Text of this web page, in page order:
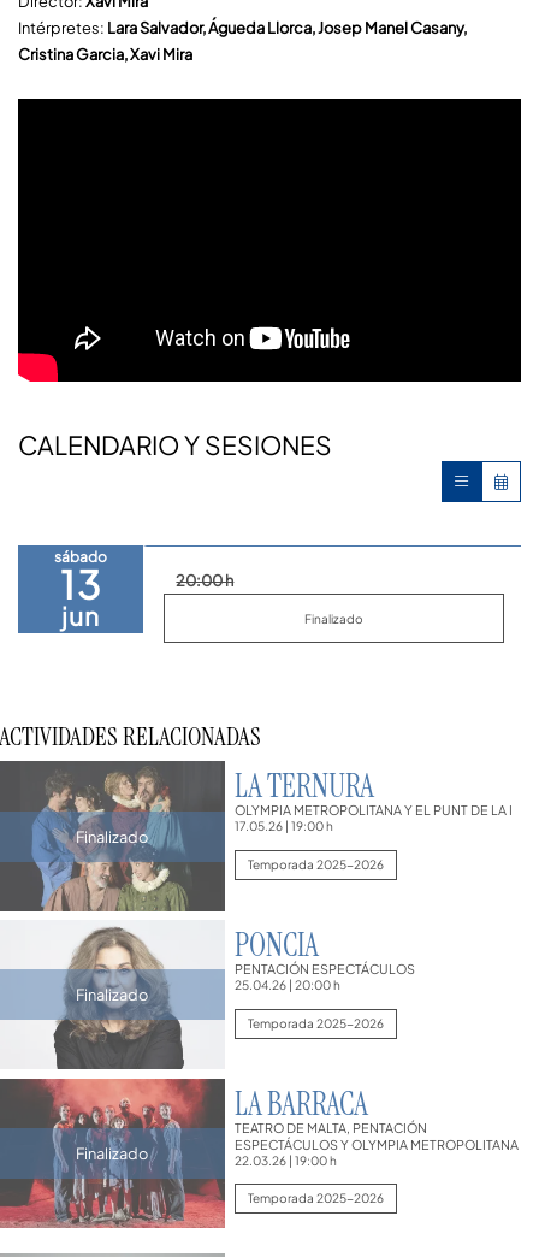
Intérpretes: Lara Salvador, Águeda Llorca, Josep Manel Casany,
Cristina Garcia, Xavi Mira
CALENDARIO Y SESIONES
sábado
13
jun
20:00 h
Finalizado
ACTIVIDADES RELACIONADAS
Finalizado
LA TERNURA
OLYMPIA METROPOLITANA Y EL PUNT DE LA I
17.05.26| 19:00 h
Temporada 2025-2026
Finalizado
PONCIA
PENTACIÓN ESPECTÁCULOS
25.04.26| 20:00 h
Temporada 2025-2026
Finalizado
LA BARRACA
TEATRO DE MALTA, PENTACIÓN
ESPECTÁCULOS Y OLYMPIA METROPOLITANA
22.03.26| 19:00 h
Temporada 2025-2026